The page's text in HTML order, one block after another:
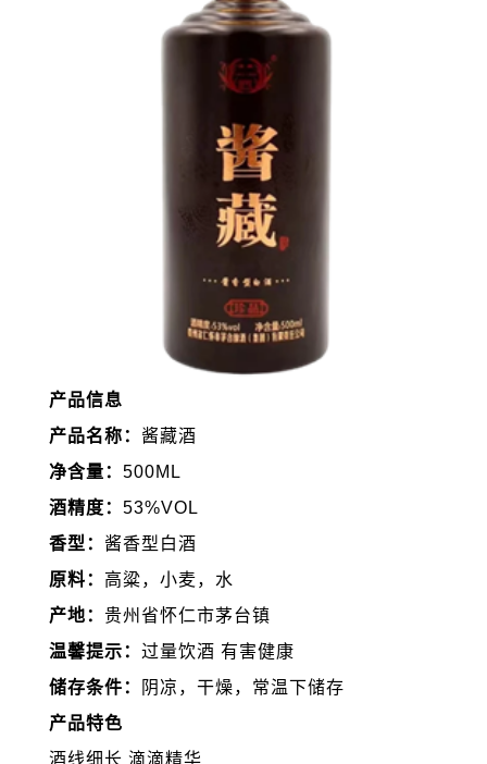
产品信息
产品名称： 酱藏酒
净含量：500ML
酒精度：53%VOL
香型： 酱香型白酒
原料： 高粱，小麦，水
产地：贵州省怀仁市茅台镇
温馨提示：过量饮酒 有害健康
储存条件：
阴凉，干燥，常温下储存
产品特色
酒线细长 滴滴精华